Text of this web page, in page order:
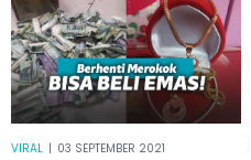
VIRAL | 03 SEPTEMBER 2021